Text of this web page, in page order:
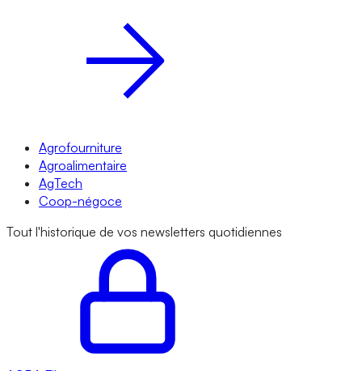
Agrofourniture
Agroalimentaire
AgTech
Coop-négoce
Tout l'historique de vos newsletters quotidiennes